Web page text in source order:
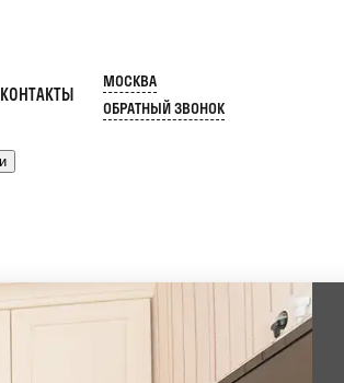
КОНТАКТЫ
МОСКВА
ОБРАТНЫЙ ЗВОНОК